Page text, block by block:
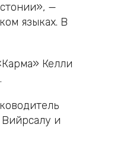
—
языках. В
Келли
и